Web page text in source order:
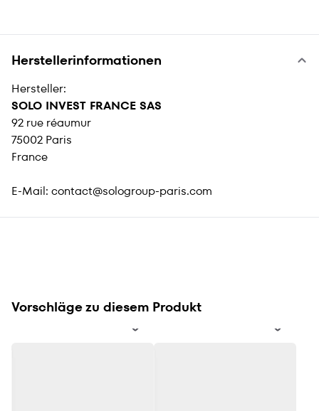
Herstellerinformationen
Hersteller:
SOLO INVEST FRANCE SAS
92 rue réaumur
75002 Paris
France
E-Mail: contact@sologroup-paris.com
Vorschläge zu diesem Produkt